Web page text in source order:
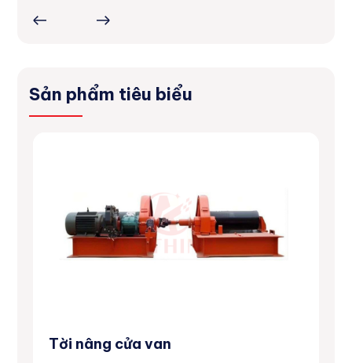
Sản phẩm tiêu biểu
Tời nâng cửa van